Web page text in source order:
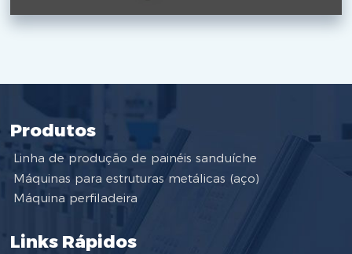
Produtos
Linha de produção de painéis sanduíche
Máquinas para estruturas metálicas (aço)
Máquina perfiladeira
Links Rápidos